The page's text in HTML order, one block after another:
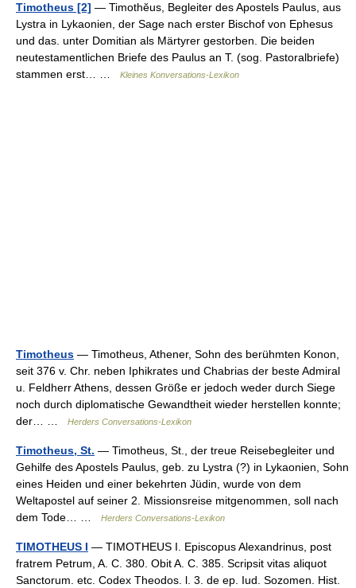
Timotheus [2] — Timothĕus, Begleiter des Apostels Paulus, aus
Lystra in Lykaonien, der Sage nach erster Bischof von Ephesus
und das. unter Domitian als Märtyrer gestorben. Die beiden
neutestamentlichen Briefe des Paulus an T. (sog. Pastoralbriefe)
stammen erst… …
Kleines Konversations-Lexikon
Timotheus — Timotheus, Athener, Sohn des berühmten Konon,
seit 376 v. Chr. neben Iphikrates und Chabrias der beste Admiral
u. Feldherr Athens, dessen Größe er jedoch weder durch Siege
noch durch diplomatische Gewandtheit wieder herstellen konnte;
der… …
Herders Conversations-Lexikon
Timotheus, St. — Timotheus, St., der treue Reisebegleiter und
Gehilfe des Apostels Paulus, geb. zu Lystra (?) in Lykaonien, Sohn
eines Heiden und einer bekehrten Jüdin, wurde von dem
Weltapostel auf seiner 2. Missionsreise mitgenommen, soll nach
dem Tode… …
Herders Conversations-Lexikon
TIMOTHEUS I — TIMOTHEUS I. Episcopus Alexandrinus, post
fratrem Petrum, A. C. 380. Obit A. C. 385. Scripsit vitas aliquot
Sanctorum. etc. Codex Theodos. l. 3. de ep. Iud. Sozomen. Hist.